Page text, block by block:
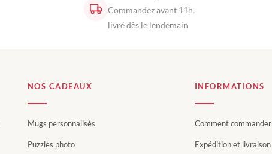
Commandez avant 11h,
livré dès le lendemain
NOS CADEAUX
Mugs personnalisés
Puzzles photo
INFORMATIONS
Comment commander
Expédition et livraison